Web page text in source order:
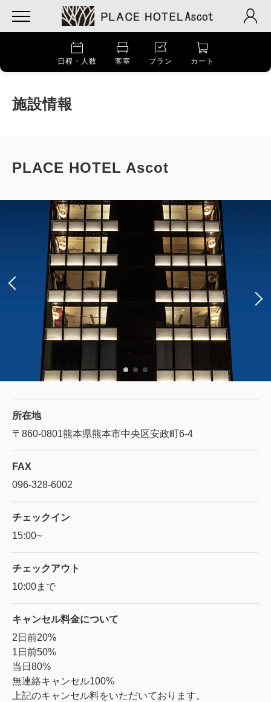
日程・人数 客室 プラン カート
施設情報
PLACE HOTEL Ascot
所在地
〒860-0801熊本県熊本市中央区安政町6-4
FAX
096-328-6002
チェックイン
15:00~
チェックアウト
10:00まで
キャンセル料金について
2日前20%
1日前50%
当日80%
無連絡キャンセル100%
上記のキャンセル料をいただいております。